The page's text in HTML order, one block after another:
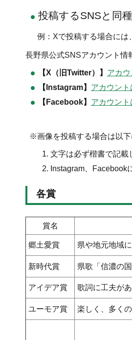
投稿するSNSと同
例：Xで投稿する場合には
長野県公式SNSアカウント
【X（旧Twitter）】 アカ
【Instagram】 アカウント
【Facebook】 アカウント
※画像を投稿する場合は以
文字は必ず楷書で記載
Instagram、
各賞
賞名
郷土愛賞 県や地元地域
新時代賞 県歌「信濃の
アイデア賞 歌詞に工夫が
ユーモア賞 楽しく、多く